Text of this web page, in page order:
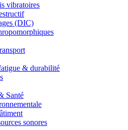
vibratoires
(DIC)
& durabilité
Santé
sonores